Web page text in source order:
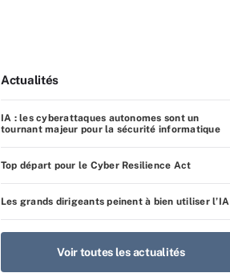
Actualités
IA : les cyberattaques autonomes sont un
tournant majeur pour la sécurité informatique
Top départ pour le Cyber Resilience Act
Les grands dirigeants peinent à bien utiliser l’IA
Voir toutes les actualités